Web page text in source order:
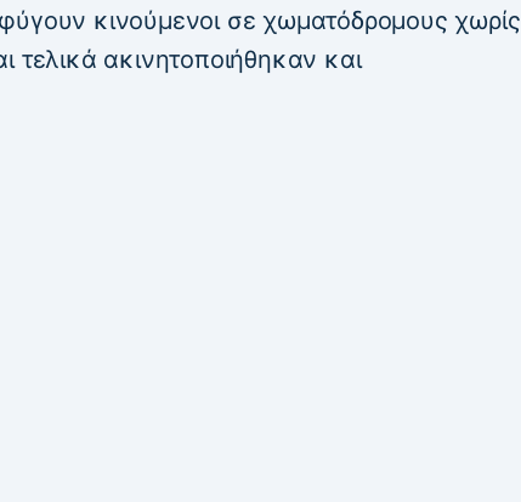
κινούμενοι σε χωματόδρομους χωρίς
τελικά ακινητοποιήθηκαν και